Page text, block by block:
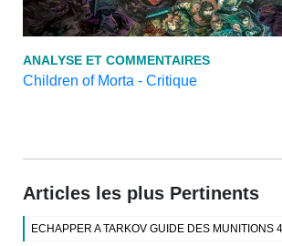
ANALYSE ET COMMENTAIRES
Children of Morta - Critique
Articles les plus Pertinents
ECHAPPER A TARKOV GUIDE DES MUNITIONS